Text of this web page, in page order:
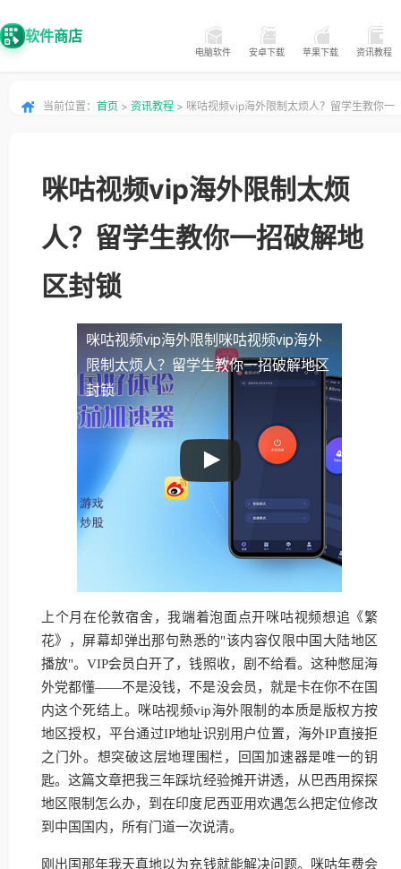
软件商店
电脑软件 安卓下载 苹果下载 资讯教程
当前位置： 首页 > 资讯教程 > 咪咕视频vip海外限制太烦人？留学生教你一
咪咕视频vip海外限制太烦
人？留学生教你一招破解地
区封锁
咪咕视频vip海外限制 咪咕视频vip海外
限制太烦人？留学生教你一招破解地区
封锁
上个月在伦敦宿舍，我端着泡面点开咪咕视频想追《繁
花》，屏幕却弹出那句熟悉的"该内容仅限中国大陆地区
播放"。VIP会员白开了，钱照收，剧不给看。这种憋屈海
外党都懂——不是没钱，不是没会员，就是卡在你不在国
内这个死结上。咪咕视频vip海外限制的本质是版权方按
地区授权，平台通过IP地址识别用户位置，海外IP直接拒
之门外。想突破这层地理围栏，回国加速器是唯一的钥
匙。这篇文章把我三年踩坑经验摊开讲透，从巴西用探探
地区限制怎么办，到在印度尼西亚用欢遇怎么把定位修改
到中国国内，所有门道一次说清。
刚出国那年我天真地以为充钱就能解决问题。咪咕年费会